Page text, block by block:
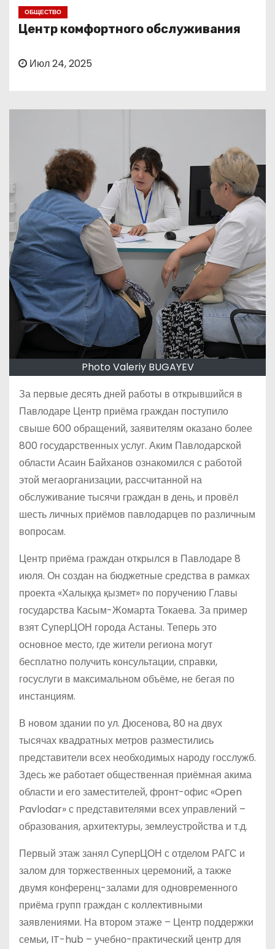
ОБЩЕСТВО
Центр комфортного обслуживания
Июл 24, 2025
Photo Valeriy BUGAYEV
За первые десять дней работы в открывшийся в
Павлодаре Центр приёма граждан поступило
свыше 600 обращений, заявителям оказано более
800 государственных услуг. Аким Павлодарской
области Асаин Байханов ознакомился с работой
этой мегаорганизации, рассчитанной на
обслуживание тысячи граждан в день, и провёл
шесть личных приёмов павлодарцев по различным
вопросам.
Центр приёма граждан открылся в Павлодаре 8
июля. Он создан на бюджетные средства в рамках
проекта «Халыққа қызмет» по поручению Главы
государства Касым-Жомарта Токаева. За пример
взят СуперЦОН города Астаны. Теперь это
основное место, где жители региона могут
бесплатно получить консультации, справки,
госуслуги в максимальном объёме, не бегая по
инстанциям.
В новом здании по ул. Дюсенова, 80 на двух
тысячах квадратных метров разместились
представители всех необходимых народу госслужб.
Здесь же работает общественная приёмная акима
области и его заместителей, фронт-офис «Open
Pavlodar» с представителями всех управлений –
образования, архитектуры, землеустройства и т.д.
Первый этаж занял СуперЦОН с отделом РАГС и
залом для торжественных церемоний, а также
двумя конференц-залами для одновременного
приёма групп граждан с коллективными
заявлениями. На втором этаже – Центр поддержки
семьи, IT-hub – учебно-практический центр для